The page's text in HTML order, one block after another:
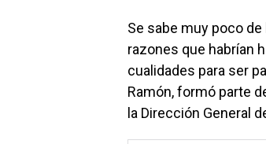
Se sabe muy poco
razones que habrían
cualidades para ser
Ramón, formó parte
la Dirección General